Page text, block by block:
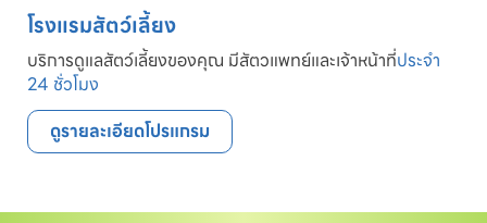
โรงแรมสัตว์เลี้ยง
บริการดูแลสัตว์เลี้ยงของคุณ มีสัตวแพทย์และเจ้าหน้าที่ประจำ
24 ชั่วโมง
ดูรายละเอียดโปรแกรม